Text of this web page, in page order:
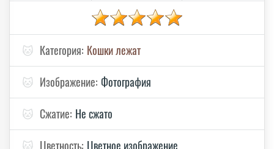
🐱 Категория: Кошки лежат
🐱 Изображение: Фотография
🐱 Сжатие: Не сжато
🐱 Цветность: Цветное изображение